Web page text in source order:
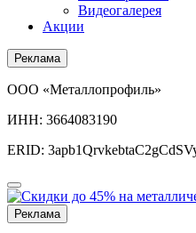
Видеогалерея
Акции
Реклама
ООО «Металлопрофиль»
ИНН: 3664083190
ERID:
Реклама